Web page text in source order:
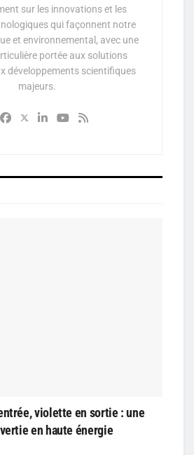
sur les innovations et les
qui façonnent notre
et environnemental, avec une
portée aux solutions
développements scientifiques
majeurs.
violette en sortie : une
en haute énergie